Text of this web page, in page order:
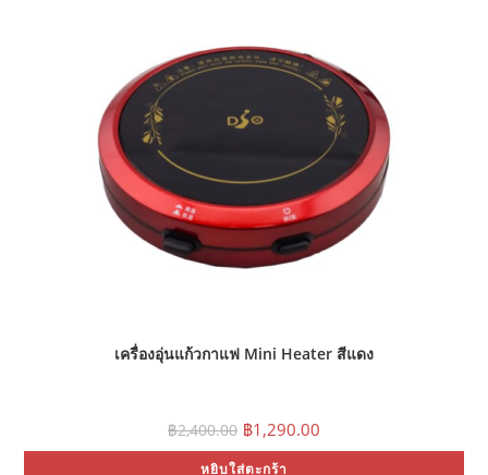
เครื่องอุ่นแก้วกาแฟ Mini Heater สีแดง
฿2,400.00 Original
price
was:
฿2,400.00.
฿1,290.00
is:
หยิบใส่ตะกร้า